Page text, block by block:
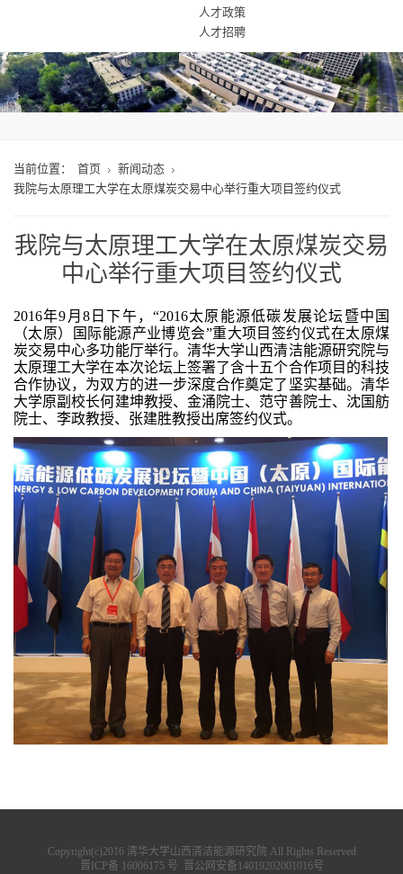
人才政策
人才招聘
当前位置： 首页
新闻动态
我院与太原理工大学在太原煤炭交易中心举行重大项目签约仪式
我院与太原理工大学在太原煤炭交易
中心举行重大项目签约仪式
2016年9月8日下午，“2016太原能源低碳发展论坛暨中国
（太原）国际能源产业博览会”重大项目签约仪式在太原煤
炭交易中心多功能厅举行。清华大学山西清洁能源研究院与
太原理工大学在本次论坛上签署了含十五个合作项目的科技
合作协议，为双方的进一步深度合作奠定了坚实基础。清华
大学原副校长何建坤教授、金涌院士、范守善院士、沈国舫
院士、李政教授、张建胜教授出席签约仪式。
Copyright(c)2016 清华大学山西清洁能源研究院 All Rights Reserved
晋ICP备 16006175 号 晋公网安备14019202001016号